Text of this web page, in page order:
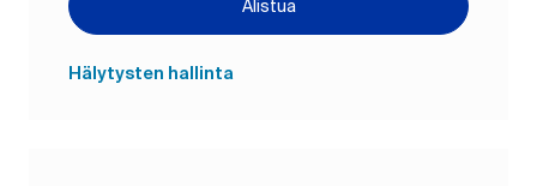
Alistua
Hälytysten hallinta